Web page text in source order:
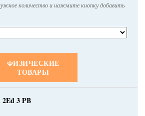
количество и нажмите кнопку добавить
ФИЗИЧЕСКИЕ
ТОВАРЫ
3 PB